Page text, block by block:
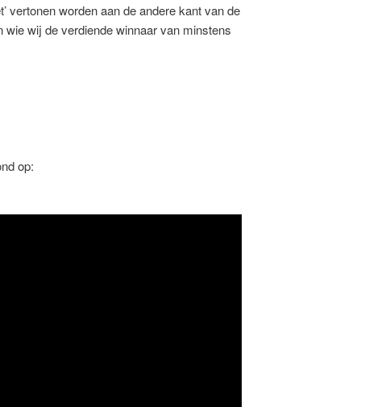
vertonen worden aan de andere kant van de
wij de verdiende winnaar van minstens
op: